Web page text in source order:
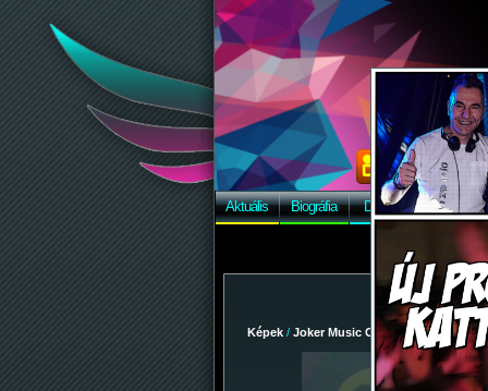
Aktuális Biográfia Discográfia Képek
Képek / Joker Music Club /2008-06-13 -